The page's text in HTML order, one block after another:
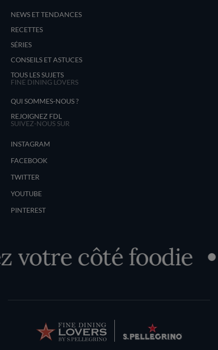
NEWS ET TENDANCES
RECETTES
SÉRIES
CONSEILS ET ASTUCES
TOUS LES SUJETS
FINE DINING LOVERS
QUI SOMMES-NOUS ?
REJOIGNEZ FDL
SUIVEZ-NOUS SUR
INSTAGRAM
FACEBOOK
TWITTER
YOUTUBE
PINTEREST
votre côté foodie